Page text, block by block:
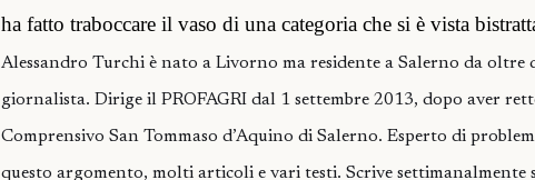
ha fatto traboccare il vaso di una categoria che si è vista
Alessandro Turchi è nato a Livorno ma residente a Salerno da oltre
giornalista. Dirige il PROFAGRI dal 1 settembre 2013, dopo aver
Comprensivo San Tommaso d’Aquino di Salerno. Esperto di
questo argomento, molti articoli e vari testi. Scrive